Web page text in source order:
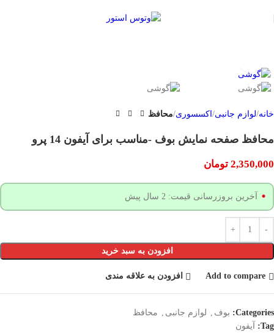
خانه لوازم جانبی اکسسوری محافظ
محافظ صفحه نمایش بوف -مناسب برای آیفون 14 پرو
2,350,000 تومان
آخرین بروزرسانی قیمت: 2 سال پیش
افزودن به سبد خرید
Add to compare افزودن به علاقه مندی
Categories: بوف لوازم جانبی
محافظ
Tag:
آیفون